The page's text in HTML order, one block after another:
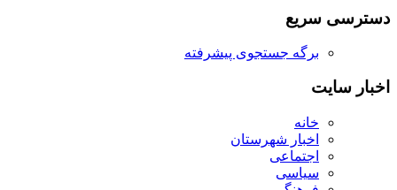
دسترسی سریع
برگه جستجوی پیشرفته
اخبار سایت
خانه
اخبار شهرستان
اجتماعی
سیاسی